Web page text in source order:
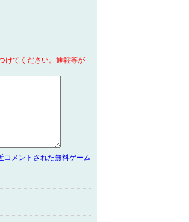
けてください。通報等が
コメントされた無料ゲーム